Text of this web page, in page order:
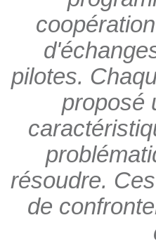
pilotes.
proposé
résoudre.
de